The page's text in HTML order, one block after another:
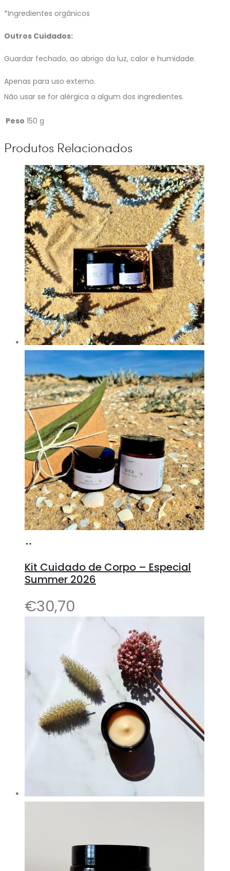
*Ingredientes orgânicos
Outros Cuidados:
Guardar fechado, ao abrigo da luz, calor e humidade.
Apenas para uso externo.
Não usar se for alérgica a algum dos ingredientes.
Peso 150 g
Produtos Relacionados
Kit Cuidado de Corpo – Especial
Summer 2026
€30,70